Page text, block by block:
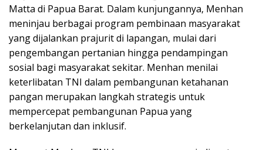
Matta di Papua Barat. Dalam kunjungannya, Menhan
meninjau berbagai program pembinaan masyarakat
yang dijalankan prajurit di lapangan, mulai dari
pengembangan pertanian hingga pendampingan
sosial bagi masyarakat sekitar. Menhan menilai
keterlibatan TNI dalam pembangunan ketahanan
pangan merupakan langkah strategis untuk
mempercepat pembangunan Papua yang
berkelanjutan dan inklusif.